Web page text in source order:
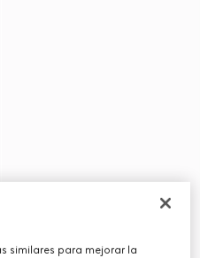
similares para mejorar la